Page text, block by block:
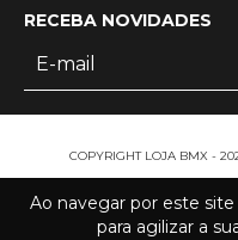
Ao navegar por este site
para agilizar a
RECEBA NOVIDADES
COPYRIGHT LOJA BMX -